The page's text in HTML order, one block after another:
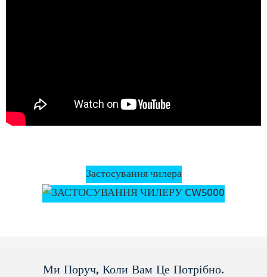
Застосування чилера
Ми Поруч, Коли Вам Це Потрібно.